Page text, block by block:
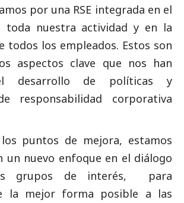
por una RSE integrada en el
toda nuestra actividad y en la
todos los empleados. Estos son
aspectos clave que nos han
desarrollo de políticas y
responsabilidad corporativa
puntos de mejora, estamos
un nuevo enfoque en el diálogo
grupos de interés, para
la mejor forma posible a las